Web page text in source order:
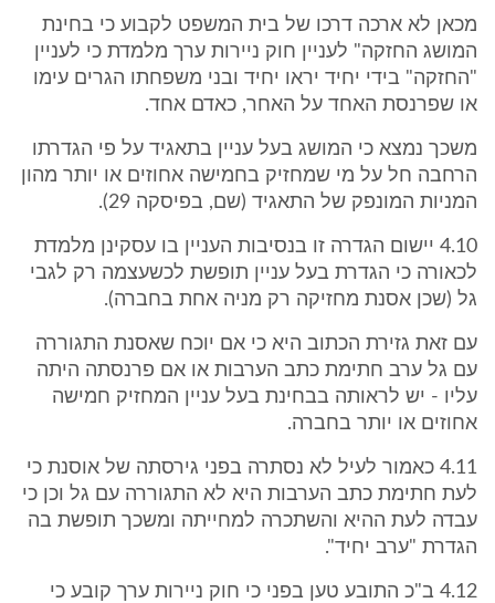
מכאן לא ארכה דרכו של בית המשפט לקבוע כי בחינת
המושג החזקה" לעניין חוק ניירות ערך מלמדת כי לעניין
"החזקה" בידי יחיד יראו יחיד ובני משפחתו הגרים עימו
או שפרנסת האחד על האחר, כאדם אחד.
משכך נמצא כי המושג בעל עניין בתאגיד על פי הגדרתו
הרחבה חל על מי שמחזיק בחמישה אחוזים או יותר מהון
המניות המונפק של התאגיד (שם, בפיסקה 29).
4.10 יישום הגדרה זו בנסיבות העניין בו עסקינן מלמדת
לכאורה כי הגדרת בעל עניין תופשת לכשעצמה רק לגבי
גל (שכן אסנת מחזיקה רק מניה אחת בחברה).
עם זאת גזירת הכתוב היא כי אם יוכח שאסנת התגוררה
עם גל ערב חתימת כתב הערבות או אם פרנסתה היתה
עליו - יש לראותה בבחינת בעל עניין המחזיק חמישה
אחוזים או יותר בחברה.
4.11 כאמור לעיל לא נסתרה בפני גירסתה של אוסנת כי
לעת חתימת כתב הערבות היא לא התגוררה עם גל וכן כי
עבדה לעת ההיא והשתכרה למחייתה ומשכך תופשת בה
הגדרת "ערב יחיד".
4.12 ב"כ התובע טען בפני כי חוק ניירות ערך קובע כי